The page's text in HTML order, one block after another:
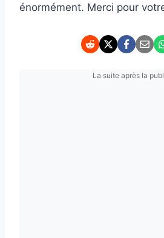
énormément. Merci pour
La suite après la